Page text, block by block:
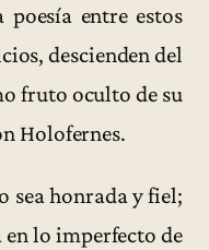
entre estos
descienden del
fruto oculto de su
Holofernes.
sea honrada y fiel;
en lo imperfecto de